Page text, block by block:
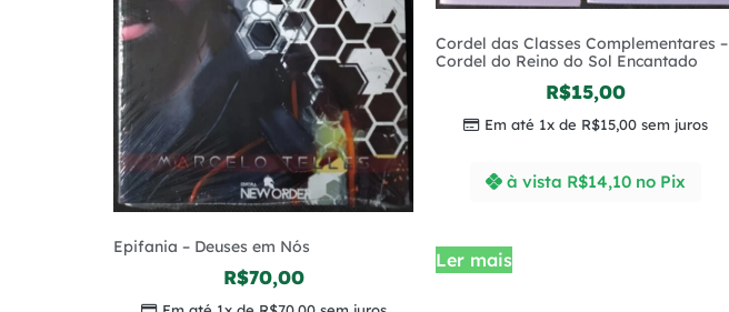
Epifania – Deuses em Nós
R$70,00
Cordel das Classes Complementares –
Cordel do Reino do Sol Encantado
R$15,00
Em até 1x de R$15,00 sem juros
à vista R$14,10 no Pix
Ler mais